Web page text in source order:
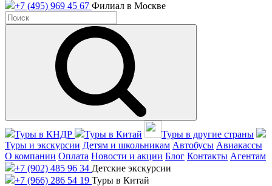
+7 (495) 969 45 67 Филиал в Москве
Туры в КНДР Туры в Китай
Туры в другие страны
Туры и экскурсии Детям и школьникам Автобусы Авиакассы
О компании Оплата Новости и акции Блог Контакты Агентам
+7 (902) 485 96 34 Детские экскурсии
+7 (966) 286 54 19 Туры в Китай